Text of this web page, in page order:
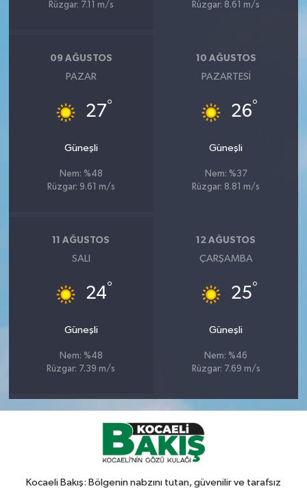
Rüzgar: 7.11 m/s
Rüzgar: 8.61 m/s
09 AĞUSTOS
PAZAR
27°
Güneşli
Nem: %48
Rüzgar: 9.61 m/s
10 AĞUSTOS
PAZARTESI
26°
Güneşli
Nem: %37
Rüzgar: 8.81 m/s
11 AĞUSTOS
SALI
24°
Güneşli
Nem: %48
Rüzgar: 7.39 m/s
12 AĞUSTOS
ÇARŞAMBA
25°
Güneşli
Nem: %46
Rüzgar: 7.69 m/s
Kocaeli Bakış: Bölgenin nabzını tutan, güvenilir ve tarafsız